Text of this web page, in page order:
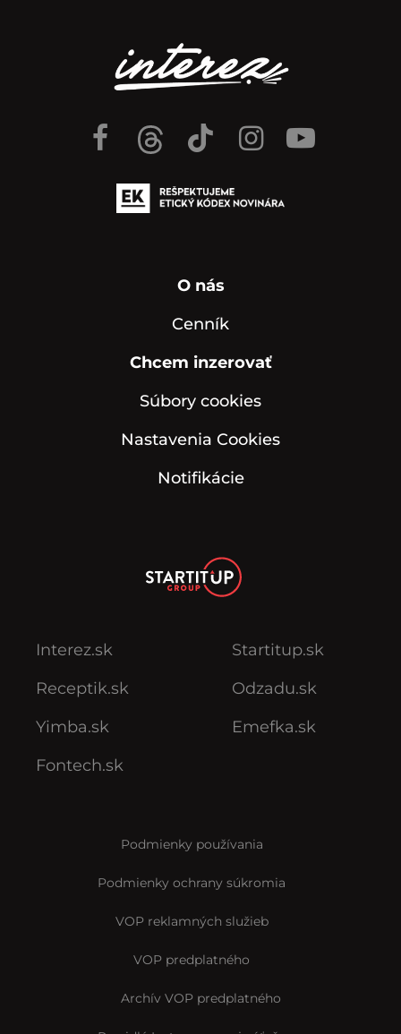
O nás
Cenník
Chcem inzerovať
Súbory cookies
Nastavenia Cookies
Notifikácie
Interez.sk
Receptik.sk
Yimba.sk
Fontech.sk
Startitup.sk
Odzadu.sk
Emefka.sk
Podmienky používania
Podmienky ochrany súkromia
VOP reklamných služieb
VOP predplatného
Archív VOP predplatného